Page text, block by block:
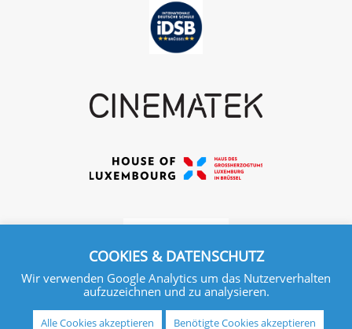
COOKIES & DATENSCHUTZ
Wir verwenden Google Analytics um das Nutzerverhalten
aufzuzeichnen und zu analysieren.
Alle Cookies akzeptieren Benötigte Cookies akzeptieren